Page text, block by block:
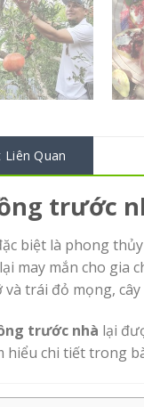
Liên Quan
trước
biệt là phong
may mắn cho
và trái đỏ mọng,
trước nhà lại
hiểu chi tiết trong